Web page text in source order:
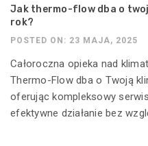
Jak thermo-flow dba o
rok?
POSTED ON: 23 MAJA, 2025
Całoroczna opieka nad
Thermo-Flow dba o Twoją
oferując kompleksowy
efektywne działanie bez